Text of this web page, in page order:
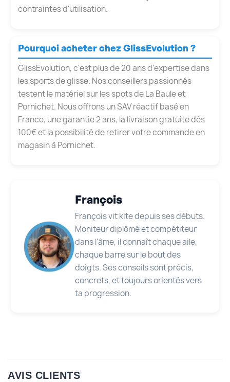
contraintes d'utilisation.
Pourquoi acheter chez GlissEvolution ?
GlissEvolution, c'est plus de 20 ans d'expertise dans
les sports de glisse. Nos conseillers passionnés
testent le matériel sur les spots de La Baule et
Pornichet. Nous offrons un SAV réactif basé en
France, une garantie 2 ans, la livraison gratuite dès
100€ et la possibilité de retirer votre commande en
magasin à Pornichet.
François
François vit kite depuis ses débuts.
Moniteur diplômé et compétiteur
dans l'âme, il connaît chaque aile,
chaque barre sur le bout des
doigts. Ses conseils sont précis,
concrets, et toujours orientés vers
ta progression.
AVIS CLIENTS